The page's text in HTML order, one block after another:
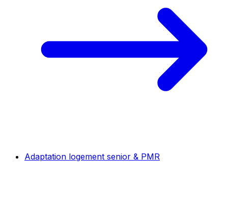
Adaptation logement senior & PMR